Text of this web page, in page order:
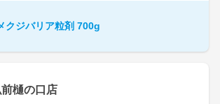
クジバリア粒剤 700g
前樋の口店